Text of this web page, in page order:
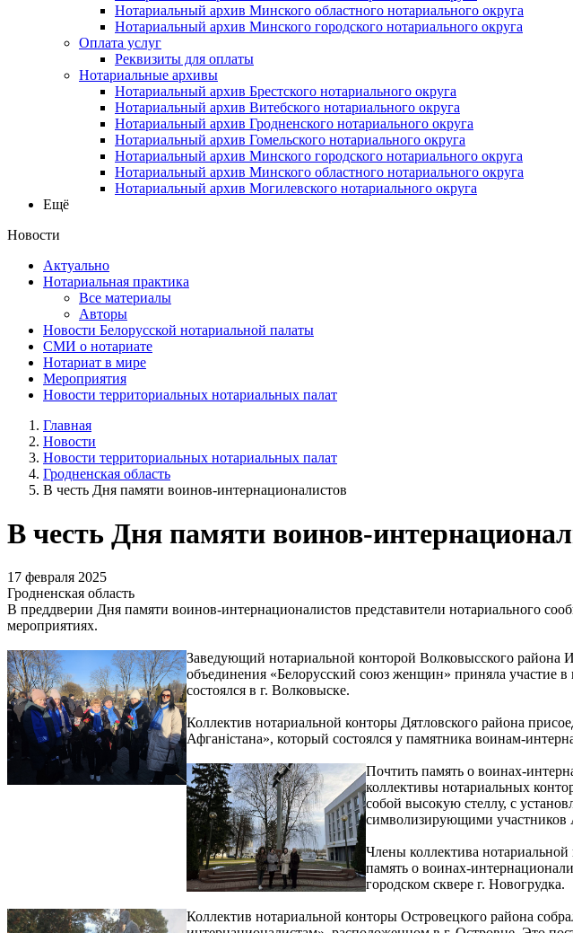
Нотариальный архив Минского областного нотариального округа
Нотариальный архив Минского городского нотариального округа
Оплата услуг
Реквизиты для оплаты
Нотариальные архивы
Нотариальный архив Брестского нотариального округа
Нотариальный архив Витебского нотариального округа
Нотариальный архив Гродненского нотариального округа
Нотариальный архив Гомельского нотариального округа
Нотариальный архив Минского городского нотариального округа
Нотариальный архив Минского областного нотариального округа
Нотариальный архив Могилевского нотариального округа
Ещё
Новости
Актуально
Нотариальная практика
Все материалы
Авторы
Новости Белорусской нотариальной палаты
СМИ о нотариате
Нотариат в мире
Мероприятия
Новости территориальных нотариальных палат
Главная
Новости
Новости территориальных нотариальных палат
Гродненская область
В честь Дня памяти воинов-интернационалистов
В честь Дня памяти воинов-
17 февраля 2025
Гродненская область
В преддверии Дня памяти воинов-интернационалистов представители нотариального
мероприятиях.
Заведующий нотариальной конторой Волковысского района
объединения «Белорусский союз женщин» приняла участие
состоялся в г. Волковыске.
Коллектив нотариальной конторы Дятловского района
Афганістана», который состоялся у памятника воинам-
Почтить память о воинах-
коллективы нотариальных
собой высокую стеллу, с
символизирующими участников
Члены коллектива
память о воинах-
городском сквере г. Новогрудка.
Коллектив нотариальной конторы Островецкого района